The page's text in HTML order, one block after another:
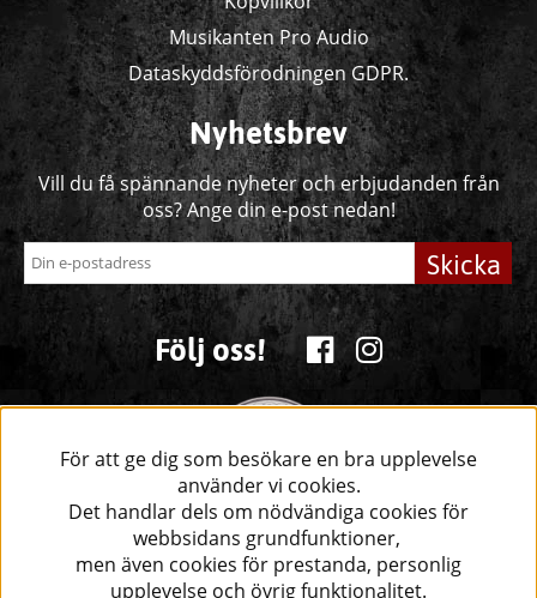
Musikanten Pro Audio
Dataskyddsförodningen GDPR.
Nyhetsbrev
Vill du få spännande nyheter och erbjudanden från
oss? Ange din e-post nedan!
Skicka
Följ oss!
För att ge dig som besökare en bra upplevelse
använder vi cookies.
Det handlar dels om nödvändiga cookies för
webbsidans grundfunktioner,
men även cookies för prestanda, personlig
upplevelse och övrig funktionalitet.